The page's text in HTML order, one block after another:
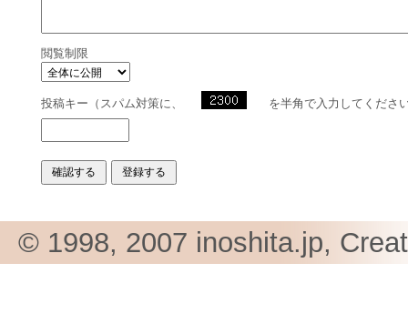
閲覧制限
投稿キー（スパム対策に、 を半角で入力してくださ
© 1998, 2007 inoshita.jp,